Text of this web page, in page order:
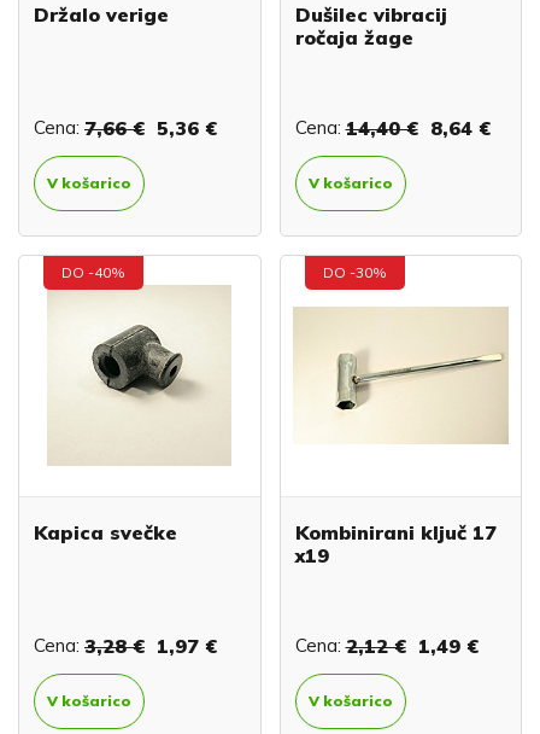
Držalo verige
Cena: 7,66 € 5,36 €
V košarico
Dušilec vibracij
ročaja žage
Cena: 14,40 € 8,64 €
V košarico
DO -40%
Kapica svečke
Cena: 3,28 € 1,97 €
V košarico
DO -30%
Kombinirani ključ 17
x19
Cena: 2,12 € 1,49 €
V košarico